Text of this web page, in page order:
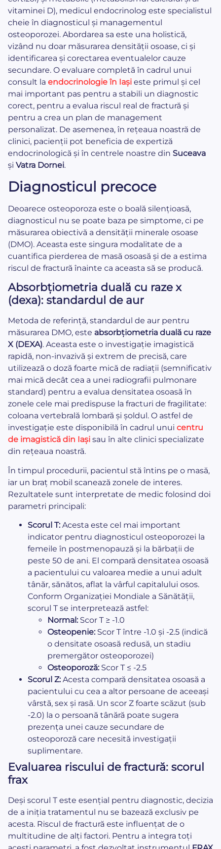
vitaminei D), medicul endocrinolog este specialistul
cheie în diagnosticul și managementul
osteoporozei. Abordarea sa este una holistică,
vizând nu doar măsurarea densității osoase, ci și
identificarea și corectarea eventualelor cauze
secundare. O evaluare completă în cadrul unui
consult la endocrinologie în Iași este primul și cel
mai important pas pentru a stabili un diagnostic
corect, pentru a evalua riscul real de fractură și
pentru a crea un plan de management
personalizat. De asemenea, în rețeaua noastră de
clinici, pacienții pot beneficia de expertiză
endocrinologică și în centrele noastre din Suceava
și Vatra Dornei.
Diagnosticul precoce
Deoarece osteoporoza este o boală silențioasă,
diagnosticul nu se poate baza pe simptome, ci pe
măsurarea obiectivă a densității minerale osoase
(DMO). Aceasta este singura modalitate de a
cuantifica pierderea de masă osoasă și de a estima
riscul de fractură înainte ca aceasta să se producă.
Absorbțiometria duală cu raze x
(dexa): standardul de aur
Metoda de referință, standardul de aur pentru
măsurarea DMO, este absorbțiometria duală cu raze
X (DEXA). Aceasta este o investigație imagistică
rapidă, non-invazivă și extrem de precisă, care
utilizează o doză foarte mică de radiații (semnificativ
mai mică decât cea a unei radiografii pulmonare
standard) pentru a evalua densitatea osoasă în
zonele cele mai predispuse la fracturi de fragilitate:
coloana vertebrală lombară și șoldul. O astfel de
investigație este disponibilă în cadrul unui centru
de imagistică din Iași sau în alte clinici specializate
din rețeaua noastră.
În timpul procedurii, pacientul stă întins pe o masă,
iar un braț mobil scanează zonele de interes.
Rezultatele sunt interpretate de medic folosind doi
parametri principali:
Scorul T:Acesta este cel mai important
indicator pentru diagnosticul osteoporozei la
femeile în postmenopauză și la bărbații de
peste 50 de ani. El compară densitatea osoasă
a pacientului cu valoarea medie a unui adult
tânăr, sănătos, aflat la vârful capitalului osos.
Conform Organizației Mondiale a Sănătății,
scorul T se interpretează astfel:
Normal:Scor T ≥ -1.0
Osteopenie:Scor T între -1.0 și -2.5 (indică
o densitate osoasă redusă, un stadiu
premergător osteoporozei)
Osteoporoză:Scor T ≤ -2.5
Scorul Z:Acesta compară densitatea osoasă a
pacientului cu cea a altor persoane de aceeași
vârstă, sex și rasă. Un scor Z foarte scăzut (sub
-2.0) la o persoană tânără poate sugera
prezența unei cauze secundare de
osteoporoză care necesită investigații
suplimentare.
Evaluarea riscului de fractură: scorul
frax
Deși scorul T este esențial pentru diagnostic, decizia
de a iniția tratamentul nu se bazează exclusiv pe
acesta. Riscul de fractură este influențat de o
multitudine de alți factori. Pentru a integra toți